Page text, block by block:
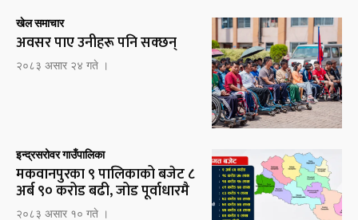
खेल समाचार
अवसर पाए उनीहरू पनि सक्छन्
२०८३ असार २४ गते ।
इन्द्रसरोवर गाउँपालिका
मकवानपुरका ९ पालिकाको बजेट ८
अर्ब ९० करोड बढी, जोड पूर्वाधारमै
२०८३ असार १० गते ।